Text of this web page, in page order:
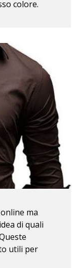
colore.
ma
di quali
utili per